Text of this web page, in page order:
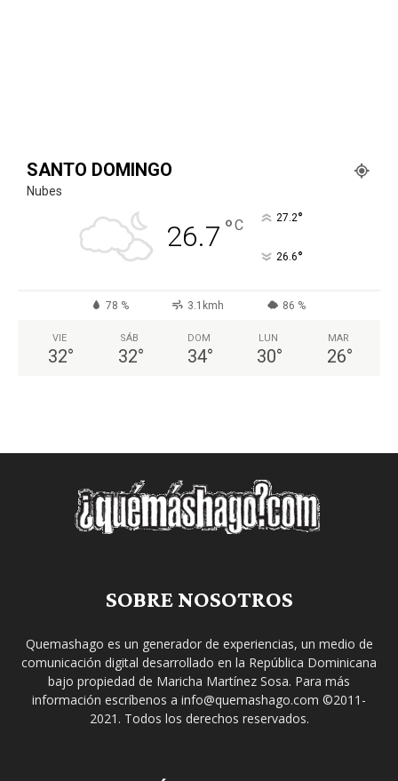
SANTO DOMINGO
Nubes
26.7 °C 27.2°
26.6°
78 % 3.1kmh 86 %
VIE
32°
SÁB
32°
DOM
34°
LUN
30°
MAR
26°
SOBRE NOSOTROS
Quemashago es un generador de experiencias, un medio de
comunicación digital desarrollado en la República Dominicana
bajo propiedad de Maricha Martínez Sosa. Para más
información escríbenos a info@quemashago.com ©2011-
2021. Todos los derechos reservados.